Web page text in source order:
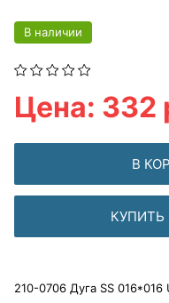
В наличии
Цена: 332
В
КУПИТЬ
210-0706 Дуга SS 016*016